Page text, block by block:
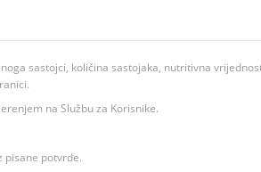
sastojci, količina sastojaka, nutritivna
na Službu za Korisnike.
pisane potvrde.